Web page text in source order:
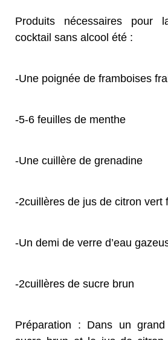
Produits nécessaires pour
cocktail sans alcool été :
-Une poignée de framboises
-5-6 feuilles de menthe
-Une cuillère de grenadine
-2cuillères de jus de citron vert
-Un demi de verre d’eau
-2cuillères de sucre brun
Préparation : Dans un